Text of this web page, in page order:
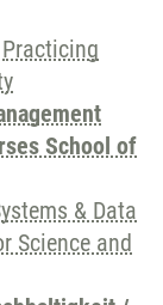
Practicing
School of
& Data
Science and